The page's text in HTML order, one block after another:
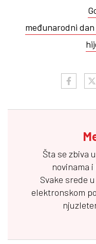
međunarodni
Šta se zbiva
novinama
Svake srede
elektronskom